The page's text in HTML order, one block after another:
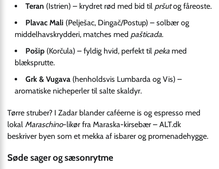
Teran (Istrien) – krydret rød med bid til pršutog fåreoste.
Plavac Mali (Pelješac, Dingač/Postup) – solbær og
middelhavskrydderi, matches med pašticada.
Pošip (Korčula) – fyldig hvid, perfekt til peka med
blæksprutte.
Grk & Vugava (henholdsvis Lumbarda og Vis) –
aromatiske nicheperler til salte skaldyr.
Tørre struber? I Zadar blander caféerne is og espresso med
lokal Maraschino-likør fra Maraska-kirsebær – ALT.dk
beskriver byen som et mekka af isbarer og promenade­hygge.
Søde sager og sæsonrytme